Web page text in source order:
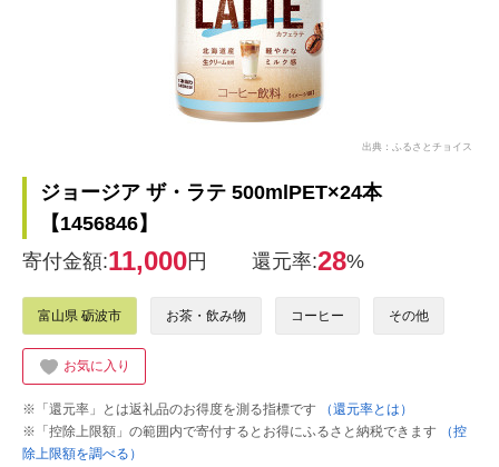
出典：ふるさとチョイス
ジョージア ザ・ラテ 500mlPET×24本
【1456846】
寄付金額:11,000円 還元率:28%
富山県 砺波市 お茶・飲み物 コーヒー その他
お気に入り
※「還元率」とは返礼品のお得度を測る指標です
（還元率とは）
※「控除上限額」の範囲内で寄付するとお得にふるさと納税できます
（控
除上限額を調べる）